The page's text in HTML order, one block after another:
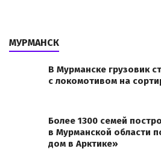
МУРМАНСК
В Мурманске грузовик
с локомотивом на
Более 1300 семей
в Мурманской области
дом в Арктике»